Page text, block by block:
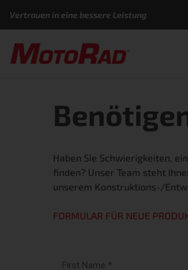
Vertrauen in eine bessere Leistung
Haben Sie Schwierigkeiten,
finden? Unser Team steht
unserem Konstruktions-/
FORMULAR FÜR NEUE